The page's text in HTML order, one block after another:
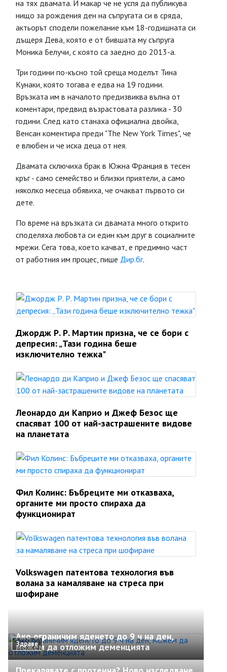
на тях двамата. И макар че не успя да публикува
нищо за рождения ден на съпругата си в сряда,
актьорът сподели пожелание към 18-годишната си
дъщеря Дева, която е от бившата му съпруга
Моника Белучи, с която са заедно до 2013-а.
Три години по-късно той среща моделът Тина
Кунаки, която тогава е едва на 19 години.
Връзката им в началото предизвиква вълна от
коментари, предвид възрастовата разлика - 30
години. След като станаха официална двойка,
Венсан коментира преди "The New York Times", че
е влюбен и че иска деца от нея.
Двамата сключиха брак в Южна Франция в тесен
кръг - само семейство и близки приятели, а само
няколко месеца обявиха, че очакват първото си
дете.
По време на връзката си двамата много открито
споделяха любовта си един към друг в социалните
мрежи. Сега това, което качват, е предимно част
от работния им процес, пише Дир.бг.
Джордж Р. Р. Мартин призна, че се бори с
депресия: „Тази година беше
изключително тежка"
Леонардо ди Каприо и Джеф Безос ще
спасяват 100 от най-застрашените видове
на планетата
Фил Колинс: Бъбреците ми отказваха,
органите ми просто спираха да
функционират
Volkswagen патентова технология във
волана за намаляване на стреса при
шофиране
Здраве
Ако ограничим яденето до 9 ч на ден,
можем да отложим деменцията